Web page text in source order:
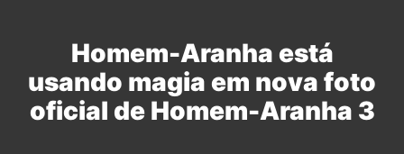
Homem-Aranha está
usando magia em nova foto
oficial de Homem-Aranha 3